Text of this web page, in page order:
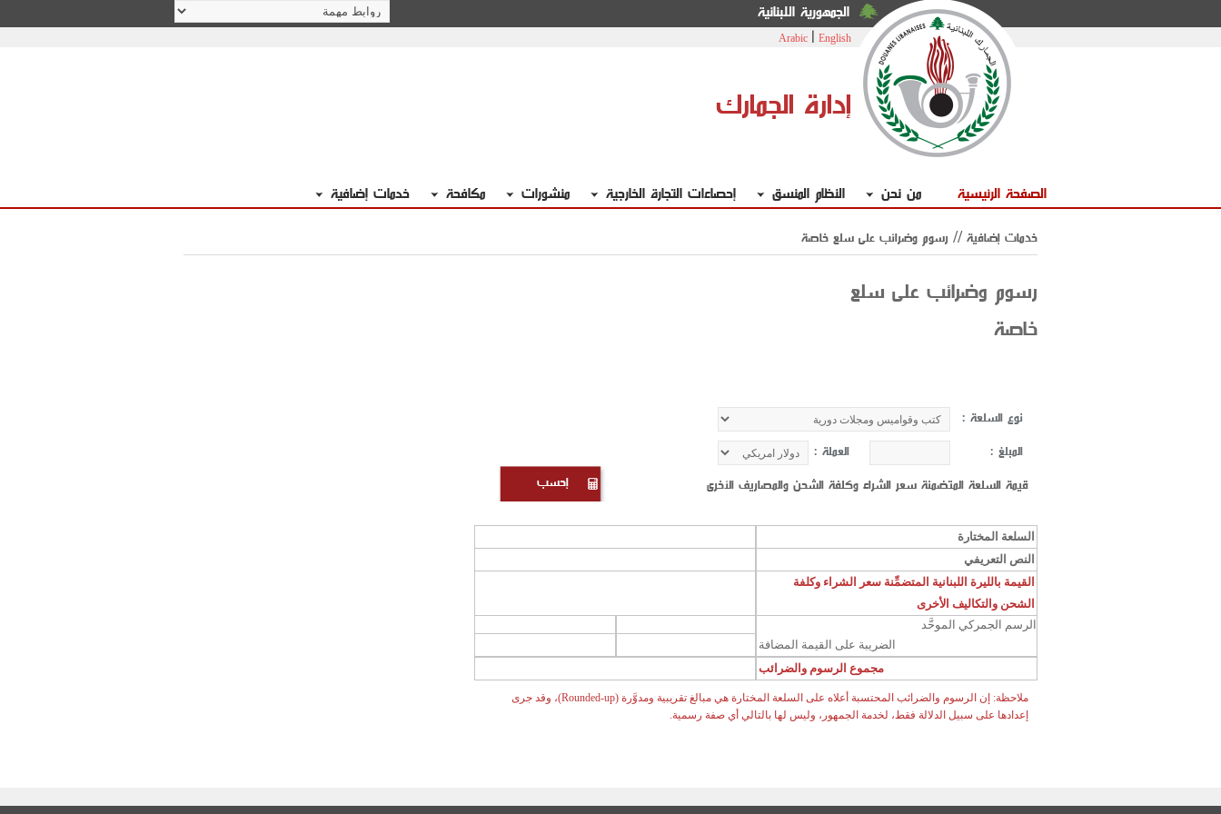
الجمهورية اللبنانية
Arabic English
إدارة الجمارك
الصفحة الرئيسية من نحن النظام المنسق إحصاءات التجارة الخارجية منشورات مكافحة خدمات إضافية
خدمات إضافية // رسوم وضرائب على سلع خاصة
رسوم وضرائب على سلع
خاصة
نوع السلعة :
المبلغ :
العملة :
قيمة السلعة المتضمنة سعر الشراء وكلفة الشحن والمصاريف الأخرى
السلعة المختارة
النص التعريفي
القيمة بالليرة اللبنانية المتضمِّنة سعر الشراء وكلفة
الشحن والتكاليف الأخرى
الرسم الجمركي الموحَّد
الضريبة على القيمة المضافة
مجموع الرسوم والضرائب
ملاحظة: إن الرسوم والضرائب المحتسبة أعلاه على السلعة المختارة هي مبالغ تقريبية ومدوَّرة (Rounded-up)، وقد جرى
إعدادها على سبيل الدلالة فقط، لخدمة الجمهور، وليس لها بالتالي أي صفة رسمية.